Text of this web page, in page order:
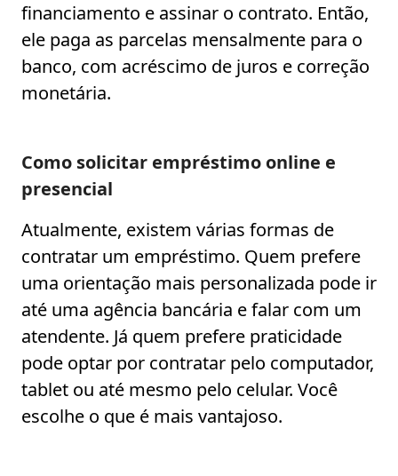
financiamento e assinar o contrato. Então,
ele paga as parcelas mensalmente para o
banco, com acréscimo de juros e correção
monetária.
Como solicitar empréstimo online e
presencial
Atualmente, existem várias formas de
contratar um empréstimo. Quem prefere
uma orientação mais personalizada pode ir
até uma agência bancária e falar com um
atendente. Já quem prefere praticidade
pode optar por contratar pelo computador,
tablet ou até mesmo pelo celular. Você
escolhe o que é mais vantajoso.